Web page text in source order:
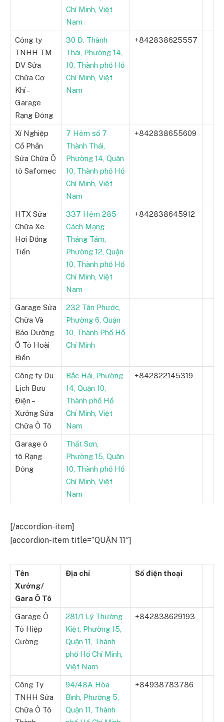
Chí Minh, Việt
Nam
Công ty
TNHH TM
DV Sửa
Chữa Cơ
Khí –
Garage
Rạng Đông
30 Đ. Thành
Thái, Phường 14,
10, Thành phố Hồ
Chí Minh, Việt
Nam
+842838625557
Xí Nghiệp
Cổ Phần
Sửa Chữa Ô
tô Safomec
7 Hẻm số 7
Thành Thái,
Phường 14, Quận
10, Thành phố Hồ
Chí Minh, Việt
Nam
+842838655609
HTX Sửa
Chữa Xe
Hơi Đồng
Tiến
337 Hẻm 285
Cách Mạng
Tháng Tám,
Phường 12, Quận
10, Thành phố Hồ
Chí Minh, Việt
Nam
+842838645912
Garage Sửa
Chữa Và
Bảo Dưỡng
Ô Tô Hoài
Biển
232 Tân Phước,
Phường 6, Quận
10, Thành Phố Hồ
Chí Minh
Công ty Du
Lịch Bưu
Điện –
Xưởng Sửa
Chữa Ô Tô
Bắc Hải, Phường
14, Quận 10,
Thành phố Hồ
Chí Minh, Việt
Nam
+842822145319
Garage ô
tô Rạng
Đông
Thất Sơn,
Phường 15, Quận
10, Thành phố Hồ
Chí Minh, Việt
Nam
[/accordion-item]
[accordion-item title=”QUẬN 11″]
Tên
Xưởng/
Gara Ô Tô
Địa chỉ Số điện thoại
Garage Ô
Tô Hiệp
Cường
281/1 Lý Thường
Kiệt, Phường 15,
Quận 11, Thành
phố Hồ Chí Minh,
Việt Nam
+842838629193
Công Ty
TNHH Sửa
Chữa Ô Tô
94/48A Hòa
Bình, Phường 5,
Quận 11, Thành
+84938783786